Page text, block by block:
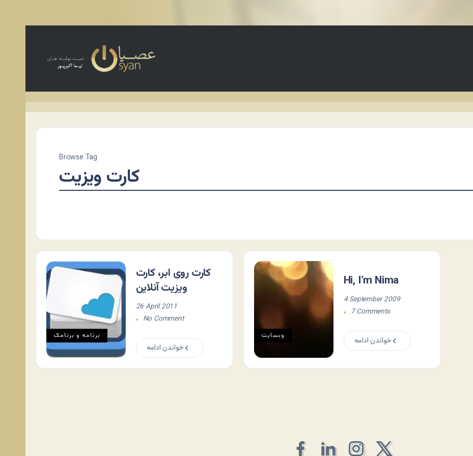
Browse Tag
کارت ویزیت
برنامه و برنامک
کارت روی ابر، کارت
ویزیت آنلاین
26 April 2011
No Comment
خواندن ادامه
وبسایت
Hi, I’m Nima
4 September 2009
7 Comments
خواندن ادامه